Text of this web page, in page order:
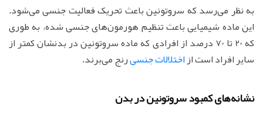
به نظر می‌رسد که سروتونین باعث تحریک فعالیت جنسی می‌شود.
این ماده شیمیایی باعث تنظیم هورمون‌های جنسی شده، به طوری
که 20 تا 70 درصد از افرادی که ماده سروتونین در بدنشان کمتر از
سایر افراد است ازاختلالات جنسیرنج می‌برند.
نشانه‌های کمبود سروتونین در بدن